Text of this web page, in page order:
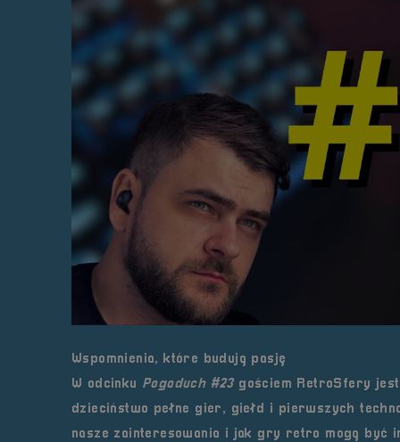
Wspomnienia, które budują pasję
W odcinku Pogaduch #23gościem RetroSfery
dzieciństwo pełne gier, giełd i pierwszych
nasze zainteresowania i jak gry retro mogą być